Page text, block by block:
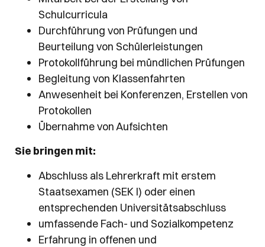
Schulcurricula
Durchführung von Prüfungen und
Beurteilung von Schülerleistungen
Protokollführung bei mündlichen Prüfungen
Begleitung von Klassenfahrten
Anwesenheit bei Konferenzen, Erstellen von
Protokollen
Übernahme von Aufsichten
Sie bringen mit:
Abschluss als Lehrerkraft mit erstem
Staatsexamen (SEK I) oder einen
entsprechenden Universitätsabschluss
umfassende Fach- und Sozialkompetenz
Erfahrung in offenen und